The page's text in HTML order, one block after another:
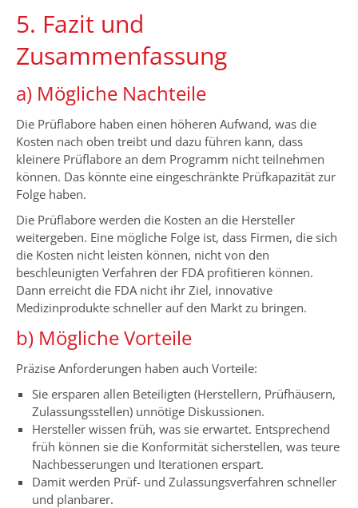
5. Fazit und
Zusammenfassung
a) Mögliche Nachteile
Die Prüflabore haben einen höheren Aufwand, was die
Kosten nach oben treibt und dazu führen kann, dass
kleinere Prüflabore an dem Programm nicht teilnehmen
können. Das könnte eine eingeschränkte Prüfkapazität zur
Folge haben.
Die Prüflabore werden die Kosten an die Hersteller
weitergeben. Eine mögliche Folge ist, dass Firmen, die sich
die Kosten nicht leisten können, nicht von den
beschleunigten Verfahren der FDA profitieren können.
Dann erreicht die FDA nicht ihr Ziel, innovative
Medizinprodukte schneller auf den Markt zu bringen.
b) Mögliche Vorteile
Präzise Anforderungen haben auch Vorteile:
Sie ersparen allen Beteiligten (Herstellern, Prüfhäusern,
Zulassungsstellen) unnötige Diskussionen.
Hersteller wissen früh, was sie erwartet. Entsprechend
früh können sie die Konformität sicherstellen, was teure
Nachbesserungen und Iterationen erspart.
Damit werden Prüf- und Zulassungsverfahren schneller
und planbarer.